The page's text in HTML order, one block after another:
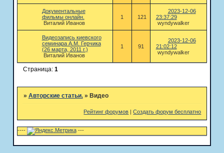
Документальные
фильмы онлайн.
Виталий Иванов
1 121
2023-12-06
23:37:29
wyndywalker
Видеозапись киевского
семинара А.М. Герчика
(26 марта, 2011 г.)
Виталий Иванов
1 91
2023-12-06
21:02:12
wyndywalker
Страница: 1
» Авторские статьи. » Видео
Рейтинг форумов |Создать форум бесплатно
---- ---